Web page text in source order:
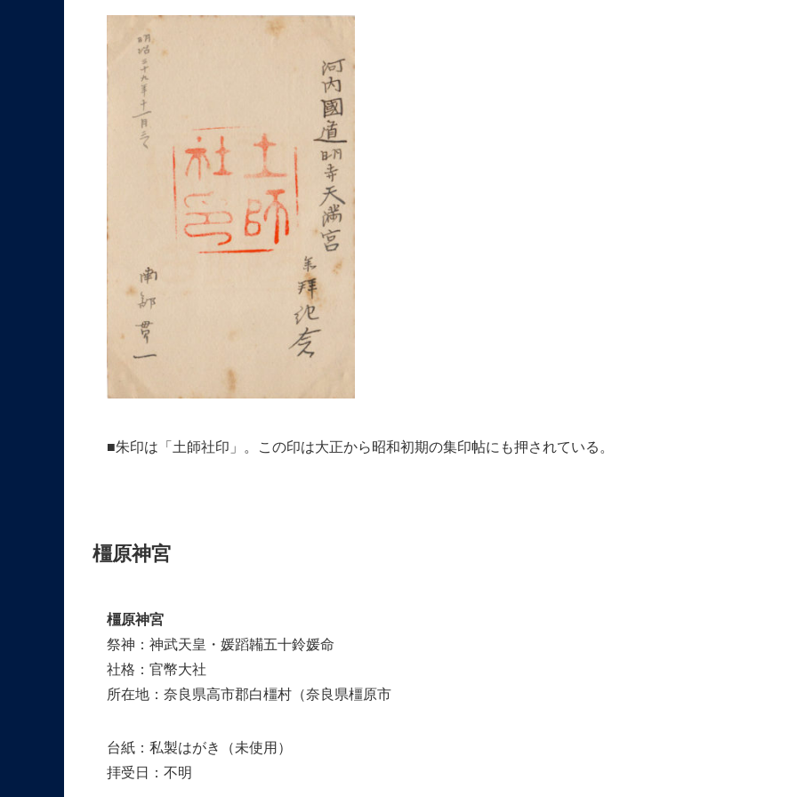
■朱印は「土師社印」。この印は大正から昭和初期の集印帖にも押されている。
橿原神宮
橿原神宮
祭神：神武天皇・媛蹈韛五十鈴媛命
社格：官幣大社
所在地：奈良県高市郡白橿村（奈良県橿原市
台紙：私製はがき（未使用）
拝受日：不明